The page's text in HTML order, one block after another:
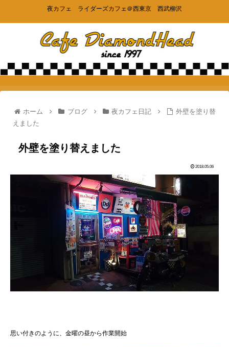
夜カフェ ライダーズカフェ＠西東京 西武柳沢
ホーム ブログ 夜カフェ日記
外壁を塗り替
えました
外壁を塗り替えました
2018.05.06
思い付きのように、金曜の昼から作業開始